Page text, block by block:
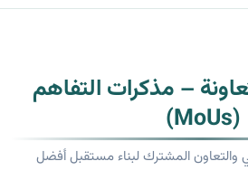
– مذكرات التفاهم
(MoUs)
والتعاون المشترك لبناء مستقبل أفضل